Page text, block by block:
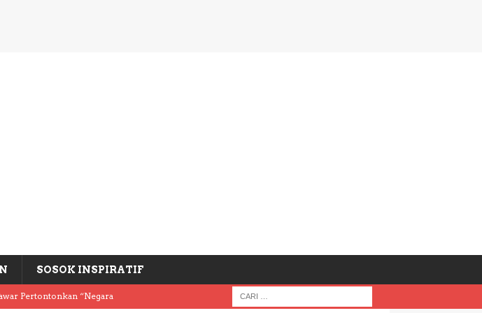
SOSOK INSPIRATIF
Pertontonkan “Negara